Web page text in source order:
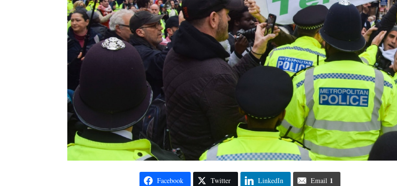
Facebook Twitter LinkedIn Email 1